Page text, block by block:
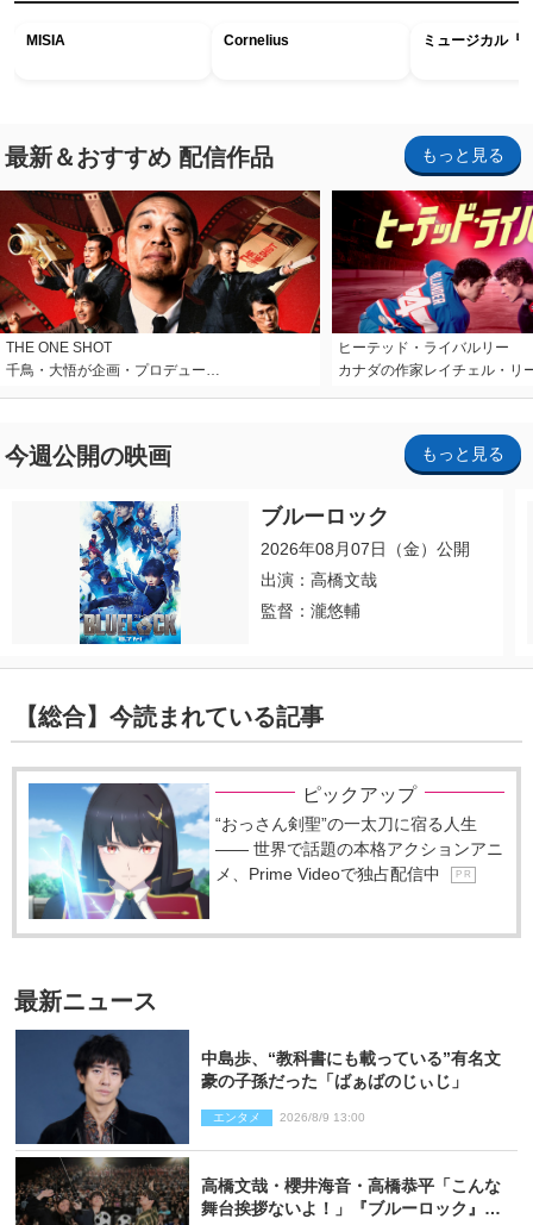
MISIA Cornelius ミュージカル『
最新＆おすすめ 配信作品 もっと見る
THE ONE SHOT
千鳥・大悟が企画・プロデュー…
ヒーテッド・ライバルリー
カナダの作家レイチェル・リ
今週公開の映画 もっと見る
ブルーロック
2026年08月07日（金）公開
出演：高橋文哉
監督：瀧悠輔
【総合】今読まれている記事
ピックアップ
“おっさん剣聖”の一太刀に宿る人生
―― 世界で話題の本格アクションアニ
メ、Prime Videoで独占配信中
P R
最新ニュース
中島歩、“教科書にも載っている”有名文
豪の子孫だった「ばぁばのじぃじ」
エンタメ 2026/8/9 13:00
高橋文哉・櫻井海音・高橋恭平「こんな
舞台挨拶ないよ！」『ブルーロック』自